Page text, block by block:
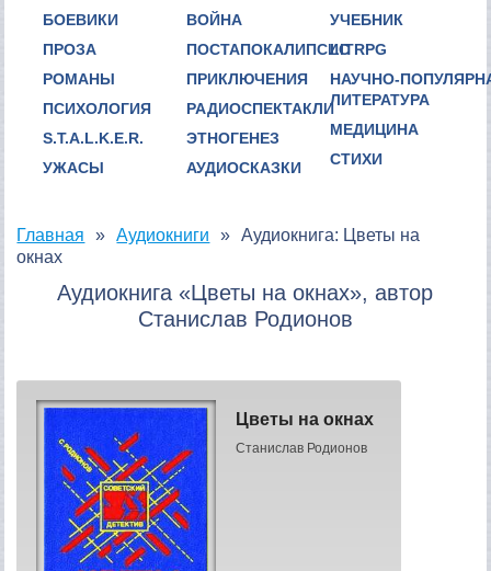
БОЕВИКИ
ПРОЗА
РОМАНЫ
ПСИХОЛОГИЯ
S.T.A.L.K.E.R.
УЖАСЫ
ВОЙНА
ПОСТАПОКАЛИПСИС
ПРИКЛЮЧЕНИЯ
РАДИОСПЕКТАКЛИ
ЭТНОГЕНЕЗ
АУДИОСКАЗКИ
УЧЕБНИК
LITRPG
НАУЧНО-
ЛИТЕРАТУРА
МЕДИЦИНА
СТИХИ
Главная Аудиокниги
Аудиокнига: Цветы на
окнах
Аудиокнига «Цветы на окнах», автор
Станислав Родионов
Цветы на окнах
Станислав Родионов